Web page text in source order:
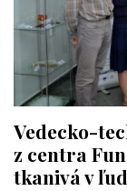
Vedecko-
z centra
tkanivá v